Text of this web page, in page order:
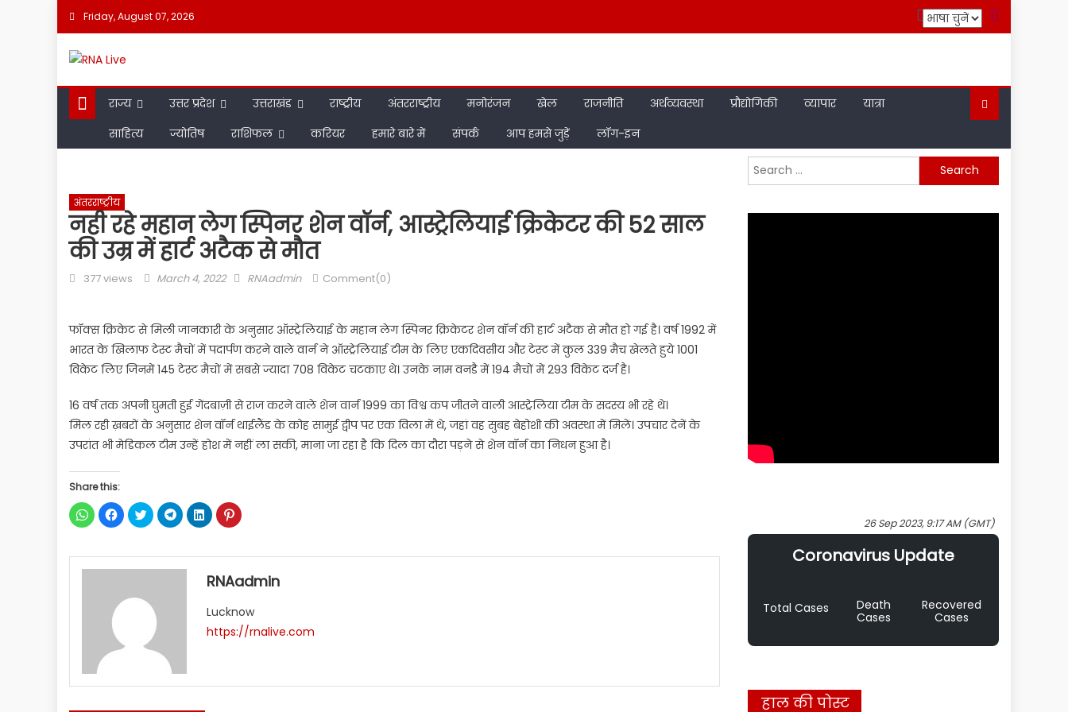
Friday, August 07, 2026
राज्य उत्तर प्रदेश उत्तराखंड राष्ट्रीय अंतरराष्ट्रीय मनोरंजन खेल राजनीति अर्थव्यवस्था प्रौद्योगिकी व्यापार
यात्रा
साहित्य
ज्योतिष राशिफल करियर हमारे बारे में संपर्क आप हमसे जुड़ें लॉग-इन
अंतरराष्ट्रीय
नही रहे महान लेग स्पिनर शेन वॉर्न, आस्ट्रेलियाई क्रिकेटर की 52 साल
की उम्र में हार्ट अटैक से मौत
377 views March 4, 2022 RNAadmin Comment(0)
फॉक्स क्रिकेट से मिली जानकारी के अनुसार ऑस्ट्रेलियाई के महान लेग स्पिनर क्रिकेटर शेन वॉर्न की हार्ट अटैक से मौत हो गई है। वर्ष 1992 में
भारत के खिलाफ टेस्ट मैचों में पदार्पण करने वाले वार्न ने ऑस्ट्रेलियाई टीम के लिए एकदिवसीय और टेस्ट में कुल 339 मैच खेलते हुये 1001
विकेट लिए जिनमें 145 टेस्ट मैचों में सबसे ज्यादा 708 विकेट चटकाए थे। उनके नाम वनडै में 194 मैचों में 293 विकेट दर्ज है।
16 वर्ष तक अपनी घुमती हुई गेंदबाज़ी से राज करने वाले शेन वार्न 1999 का विश्व कप जीतने वाली आस्ट्रेलिया टीम के सदस्य भी रहे थे।
मिल रही ख़बरों के अनुसार शेन वॉर्न थाईलैंड के कोह सामुई द्वीप पर एक विला में थे, जहां वह सुबह बेहोशी की अवस्था में मिलें। उपचार देनें के
उपरांत भी मेडिकल टीम उन्हें होश में नहीं ला सकी, माना जा रहा है कि दिल का दौरा पड़ने से शेन वॉर्न का निधन हुआ है।
Share this:
Click
to
share
(Opens
in
Click
to
share
(Opens
in
Click
to
share
(Opens
in
Click
to
share
(Opens
in
window)
Click
to
share
(Opens
new
window)
Click
to
(Opens
new
window)
RNAadmin
Lucknow
https://rnalive.com
26 Sep 2023, 9:17 AM (GMT)
Coronavirus Update
Total Cases
Death
Cases
Recovered
Cases
हाल की पोस्ट